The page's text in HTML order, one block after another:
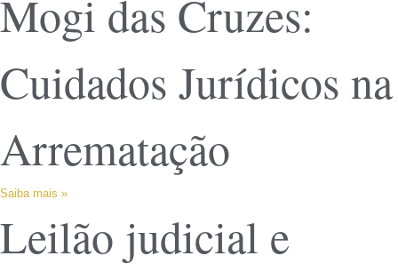
Mogi das Cruzes:
Cuidados Jurídicos na
Arrematação
Saiba mais »
Leilão judicial e